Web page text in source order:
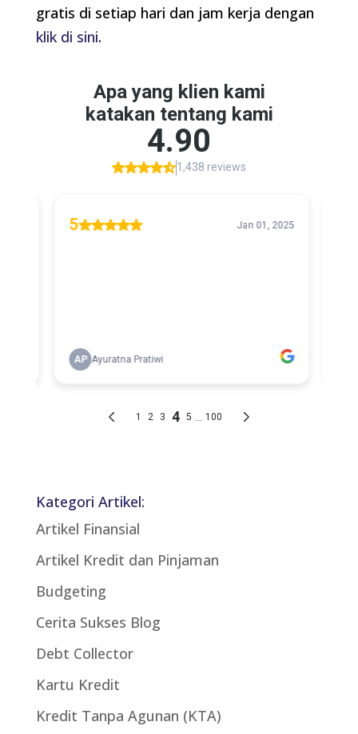
gratis di setiap hari dan jam kerja dengan
klik di sini.
Kategori Artikel:
Artikel Finansial
Artikel Kredit dan Pinjaman
Budgeting
Cerita Sukses Blog
Debt Collector
Kartu Kredit
Kredit Tanpa Agunan (KTA)